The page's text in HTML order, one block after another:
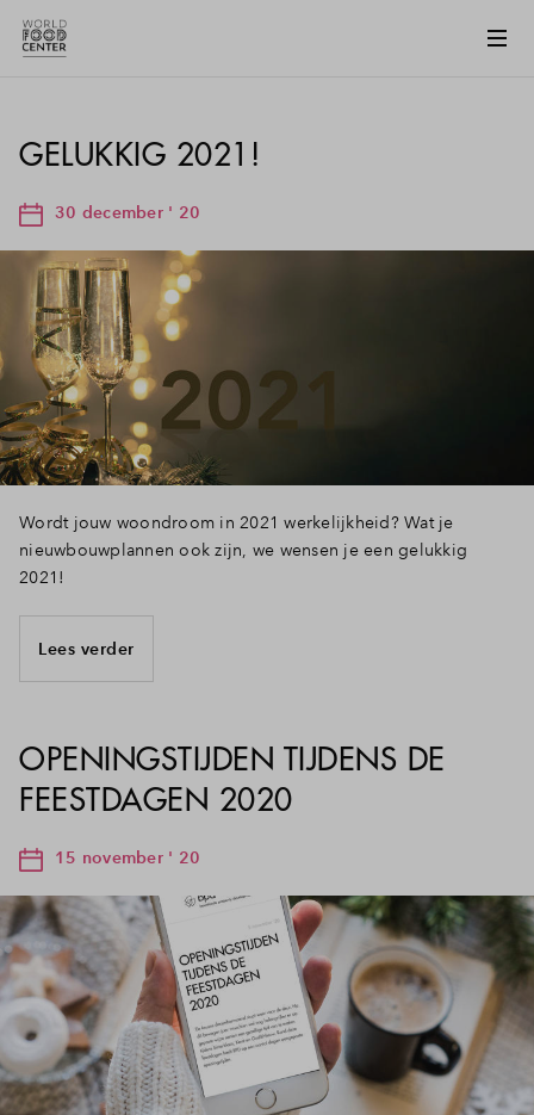
Inloggen
GELUKKIG 2021!
30 december ' 20
Wordt jouw woondroom in 2021 werkelijkheid? Wat je
nieuwbouwplannen ook zijn, we wensen je een gelukkig
2021!
Lees verder
OPENINGSTIJDEN TIJDENS DE
FEESTDAGEN 2020
15 november ' 20